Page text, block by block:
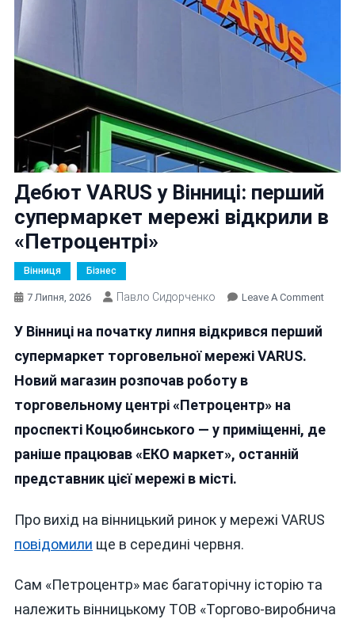
Дебют VARUS у Вінниці: перший
супермаркет мережі відкрили в
«Петроцентрі»
Вінниця Бізнес
7 Липня, 2026 Павло Сидорченко Leave A CommentOn
У Вінниці на початку липня відкрився перший
супермаркет торговельної мережі VARUS.
Новий магазин розпочав роботу в
торговельному центрі «Петроцентр» на
проспекті Коцюбинського — у приміщенні, де
раніше працював «ЕКО маркет», останній
представник цієї мережі в місті.
Про вихід на вінницький ринок у мережі VARUS
повідомили ще в середині червня.
Сам «Петроцентр» має багаторічну історію та
належить вінницькому ТОВ «Торгово-виробнича